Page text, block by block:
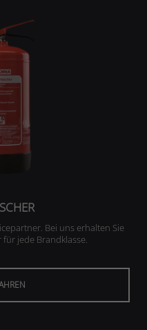
Bei uns erhalten Sie
jede Brandklasse.